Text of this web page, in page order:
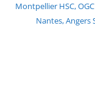
Montpellier HSC,
Nantes, Angers